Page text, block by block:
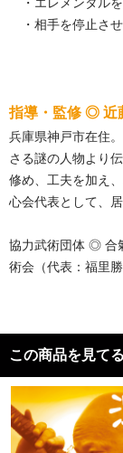
・エレメンタル
・相手を停止させ
指導・監修 ◎ 近
兵庫県神戸市在住
さる謎の人物より
修め、工夫を加え
心会代表として、
協力武術団体 ◎ 合
術会（代表：福里勝
この商品を見て